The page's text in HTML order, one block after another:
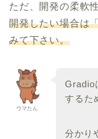
ただ、開発の柔軟
開発したい場合は
みて下さい。
ウマたん
Gradio
するた
分かり